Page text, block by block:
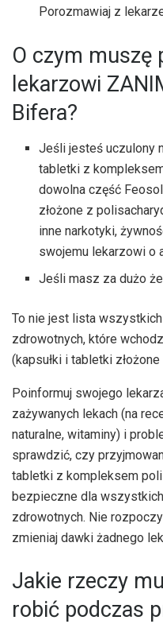
Porozmawiaj z
O czym muszę
lekarzowi
Bifera?
Jeśli jesteś uczulony
tabletki z
dowolna część
złożone z
inne narkotyki,
swojemu lekarzowi o
Jeśli masz za dużo
To nie jest lista
zdrowotnych, które
(kapsułki i tabletki
Poinformuj swojego
zażywanych lekach (na
naturalne, witaminy) i
sprawdzić, czy
tabletki z kompleksem
bezpieczne dla
zdrowotnych. Nie
zmieniaj dawki żadnego
Jakie rzeczy
robić podczas